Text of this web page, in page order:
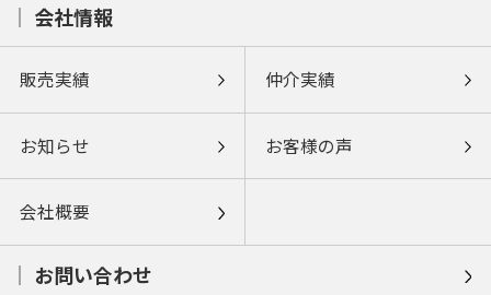
会社情報
販売実績 仲介実績
お知らせ お客様の声
会社概要
お問い合わせ